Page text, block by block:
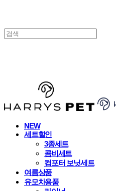
NEW
세트할인
3종세트
콤비세트
컴포터 보닛세트
여름상품
유모차용품